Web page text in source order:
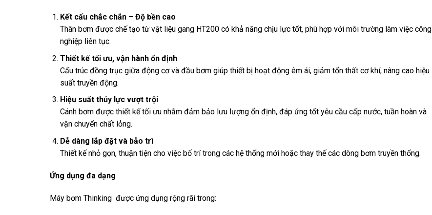
Kết cấu chắc chắn – Độ bền cao
Thân bơm được chế tạo từ vật liệu gang HT200 có khả năng chịu lực tốt, phù hợp với môi trường làm việc công
nghiệp liên tục.
Thiết kế tối ưu, vận hành ổn định
Cấu trúc đồng trục giữa động cơ và đầu bơm giúp thiết bị hoạt động êm ái, giảm tổn thất cơ khí, nâng cao hiệu
suất truyền động.
Hiệu suất thủy lực vượt trội
Cánh bơm được thiết kế tối ưu nhằm đảm bảo lưu lượng ổn định, đáp ứng tốt yêu cầu cấp nước, tuần hoàn và
vận chuyển chất lỏng.
Dễ dàng lắp đặt và bảo trì
Thiết kế nhỏ gọn, thuận tiện cho việc bố trí trong các hệ thống mới hoặc thay thế các dòng bơm truyền thống.
Ứng dụng đa dạng
Máy bơm Thinking được ứng dụng rộng rãi trong: